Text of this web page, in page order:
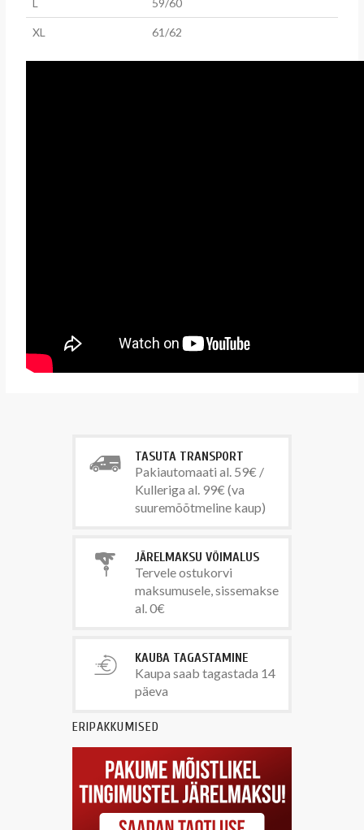
59/60
XL 61/62
TASUTA TRANSPORT
Pakiautomaati al. 59€ /
Kulleriga al. 99€ (va
suuremõõtmeline kaup)
JÄRELMAKSU VÕIMALUS
Tervele ostukorvi
maksumusele, sissemakse
al. 0€
KAUBA TAGASTAMINE
Kaupa saab tagastada 14
päeva
ERIPAKKUMISED